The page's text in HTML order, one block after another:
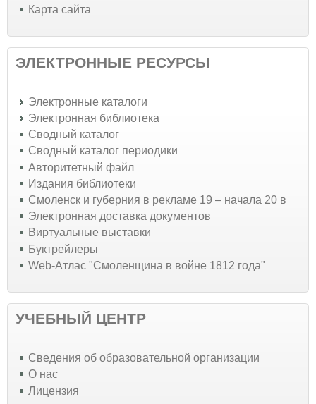
Карта сайта
ЭЛЕКТРОННЫЕ РЕСУРСЫ
Электронные каталоги
Электронная библиотека
Сводный каталог
Сводный каталог периодики
Авторитетный файл
Издания библиотеки
Смоленск и губерния в рекламе 19 – начала 20 в
Электронная доставка документов
Виртуальные выставки
Буктрейлеры
Web-Атлас "Смоленщина в войне 1812 года"
УЧЕБНЫЙ ЦЕНТР
Cведения об образовательной организации
О нас
Лицензия